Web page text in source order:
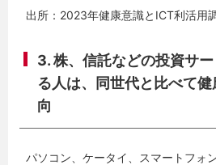
出所：2023年健康意識とICT利活用
3. 株、信託などの投資サ
る人は、同世代と比べて
向
パソコン、ケータイ、スマートフォ